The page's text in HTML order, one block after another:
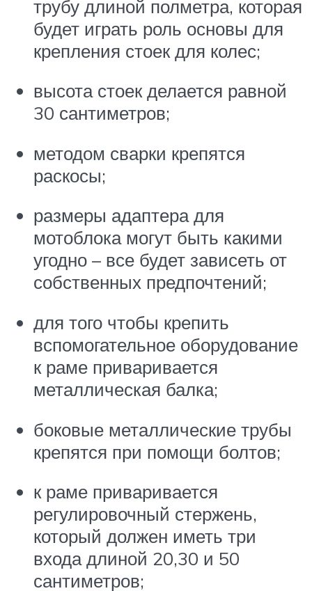
трубу длиной полметра, которая
будет играть роль основы для
крепления стоек для колес;
высота стоек делается равной
30 сантиметров;
методом сварки крепятся
раскосы;
размеры адаптера для
мотоблока могут быть какими
угодно – все будет зависеть от
собственных предпочтений;
для того чтобы крепить
вспомогательное оборудование
к раме приваривается
металлическая балка;
боковые металлические трубы
крепятся при помощи болтов;
к раме приваривается
регулировочный стержень,
который должен иметь три
входа длиной 20,30 и 50
сантиметров;